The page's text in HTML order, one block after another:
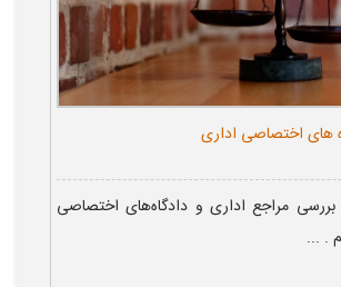
های اختصاصی اداری
بررسی مراجع اداری و دادگاه‌های اختصاصی
. ...